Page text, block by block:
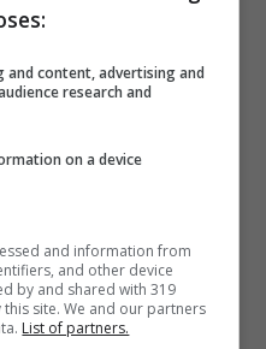
aver fondato una
dove promuove
corsi specializzati.
and content, advertising and
research and
on a device
and information from
and other device
by and shared with 319
site. We and our partners
List of partners.